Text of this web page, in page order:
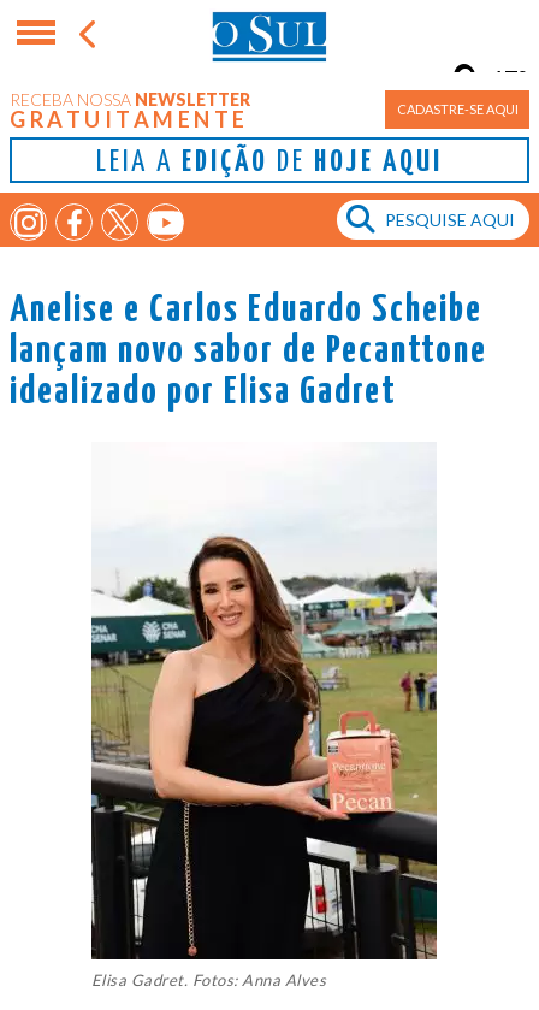
RECEBA NOSSA NEWSLETTER
GRATUITAMENTE CADASTRE-SE AQUI
LEIA A EDIÇÃO DE HOJE AQUI
Porto Alegre
17°
Anelise e Carlos Eduardo Scheibe
lançam novo sabor de Pecanttone
idealizado por Elisa Gadret
Elisa Gadret. Fotos: Anna Alves